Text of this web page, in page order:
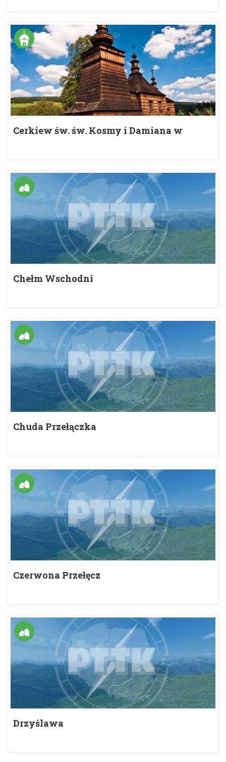
Cerkiew św. św. Kosmy i Damiana w
Chełm Wschodni
Chuda Przełączka
Czerwona Przełęcz
Drzyślawa